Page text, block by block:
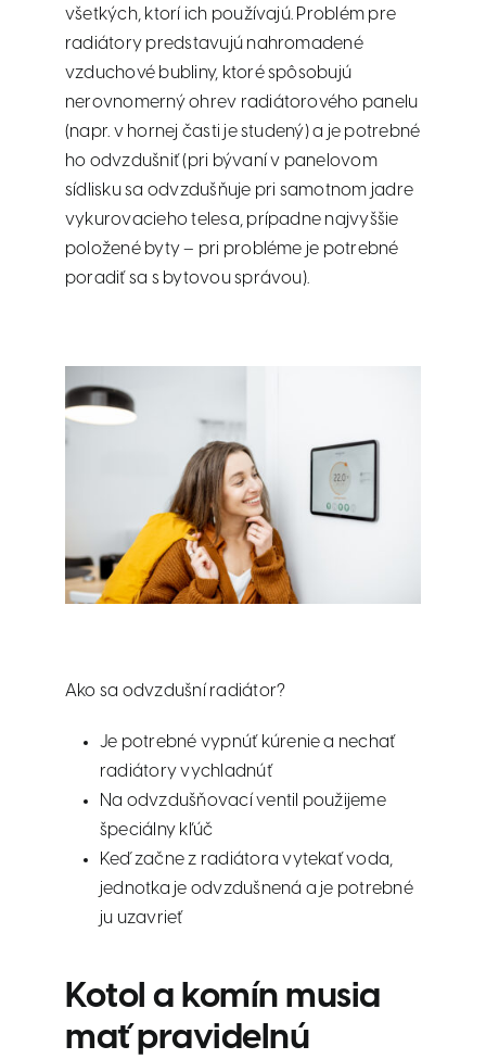
všetkých, ktorí ich používajú. Problém pre
radiátory predstavujú nahromadené
vzduchové bubliny, ktoré spôsobujú
nerovnomerný ohrev radiátorového panelu
(napr. v hornej časti je studený) a je potrebné
ho odvzdušniť (pri bývaní v panelovom
sídlisku sa odvzdušňuje pri samotnom jadre
vykurovacieho telesa, prípadne najvyššie
položené byty – pri probléme je potrebné
poradiť sa s bytovou správou).
Ako sa odvzdušní radiátor?
Je potrebné vypnúť kúrenie a nechať
radiátory vychladnúť
Na odvzdušňovací ventil použijeme
špeciálny kľúč
Keď začne z radiátora vytekať voda,
jednotka je odvzdušnená a je potrebné
ju uzavrieť
Kotol a komín musia
mať pravidelnú